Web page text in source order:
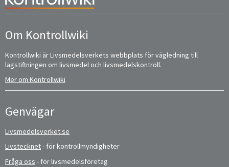
Om Kontrollwiki
Kontrollwiki är Livsmedelsverkets webbplats för vägledning till
lagstiftningen om livsmedel och livsmedelskontroll.
Mer om Kontrollwiki
Genvägar
Livsmedelsverket.se
Livstecknet- för kontrollmyndigheter
Fråga oss - för livsmedelsföretag